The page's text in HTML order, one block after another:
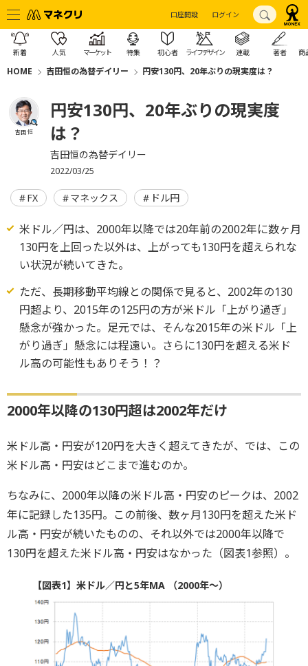
口座開設 ログイン
新着 人気 マーケット 特集 初心者 ライフデザイン 連載 著者 商
HOME 吉田恒の為替デイリー 円安130円、20年ぶりの現実度は？
吉田 恒
円安130円、20年ぶりの現実度
は？
吉田恒の為替デイリー
2022/03/25
FX マネックス ドル円
米ドル／円は、2000年以降では20年前の2002年に数ヶ月
130円を上回った以外は、上がっても130円を超えられな
い状況が続いてきた。
ただ、長期移動平均線との関係で見ると、2002年の130
円超より、2015年の125円の方が米ドル「上がり過ぎ」
懸念が強かった。足元では、そんな2015年の米ドル「上
がり過ぎ」懸念には程遠い。さらに130円を超える米ド
ル高の可能性もありそう！？
2000年以降の130円超は2002年だけ
米ドル高・円安が120円を大きく超えてきたが、では、この
米ドル高・円安はどこまで進むのか。
ちなみに、2000年以降の米ドル高・円安のピークは、2002
年に記録した135円。この前後、数ヶ月130円を超えた米ド
ル高・円安が続いたものの、それ以外では2000年以降で
130円を超えた米ドル高・円安はなかった（図表1参照）。
【図表1】米ドル／円と5年MA （2000年～）